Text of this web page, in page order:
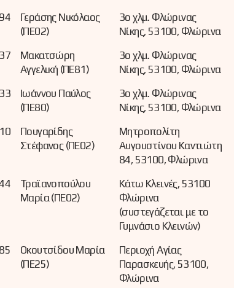
Γεράσης Νικόλαος
(ΠΕ02)
3ο χλμ. Φλώρινας
Νίκης, 53100, Φλώρινα
Μακατσώρη
Αγγελική (ΠΕ81)
3ο χλμ. Φλώρινας
Νίκης, 53100, Φλώρινα
Ιωάννου Παύλος
(ΠΕ80)
3ο χλμ. Φλώρινας
Νίκης, 53100, Φλώρινα
Πουγαρίδης
Στέφανος (ΠΕ02)
Μητροπολίτη
Αυγουστίνου Καντιώτη
84, 53100, Φλώρινα
Τραϊανοπούλου
Μαρία (ΠΕ02)
Κάτω Κλεινές, 53100
Φλώρινα
(συστεγάζεται με το
Γυμνάσιο Κλεινών)
Οκουτσίδου Μαρία
(ΠΕ25)
Περιοχή Αγίας
Παρασκευής, 53100,
Φλώρινα